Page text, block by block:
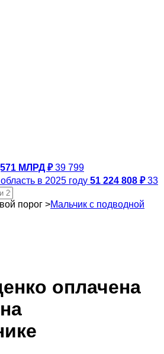
МЛРД ₽ 39 799
в 2025 году 51 224 808 ₽ 33
порог >Мальчик с подводной
оплачена